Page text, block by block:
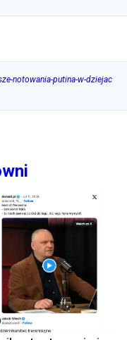
notowania-putina-w-dziejac